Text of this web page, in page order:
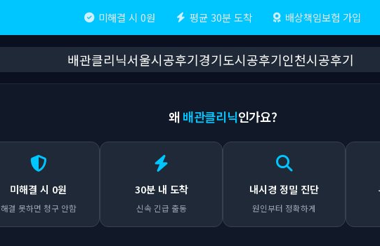
미해결 시 0원 평균 30분 도착 배상책임보험 가입
배관클리닉서울시공후기경기도시공후기인천시공후기
왜 배관클리닉인가요?
미해결 시 0원
해결 못하면 청구 안함
30분 내 도착
신속 긴급 출동
내시경 정밀 진단
원인부터 정확하게